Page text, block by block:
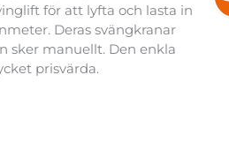
för att lyfta och lasta in
Deras svängkranar
sker manuellt. Den enkla
prisvärda.